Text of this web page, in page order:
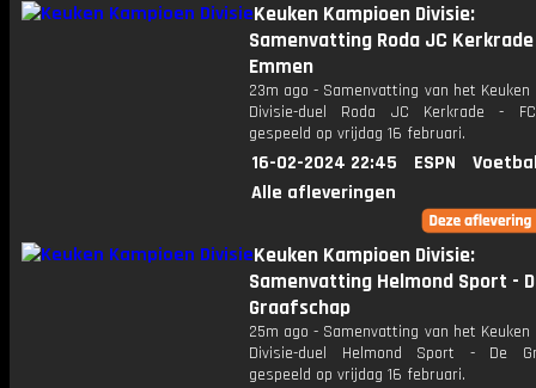
Keuken Kampioen Divisie:
Samenvatting Roda JC Kerkrade
Emmen
23m ago - Samenvatting van het Keuken
Divisie-duel Roda JC Kerkrade -
gespeeld op vrijdag 16 februari.
16-02-2024 22:45 ESPN
Alle afleveringen
Keuken Kampioen Divisie:
Samenvatting Helmond Sport -
Graafschap
25m ago - Samenvatting van het Keuken
Divisie-duel Helmond Sport - De
gespeeld op vrijdag 16 februari.